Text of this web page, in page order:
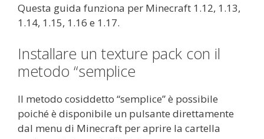
Questa guida funziona per Minecraft 1.12, 1.13,
1.14, 1.15, 1.16 e 1.17.
Installare un texture pack con il
metodo “semplice
Il metodo cosiddetto “semplice” è possibile
poiché è disponibile un pulsante direttamente
dal menu di Minecraft per aprire la cartella